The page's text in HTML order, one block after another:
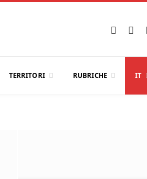
Facebook
X
TERRITORI RUBRICHE IT